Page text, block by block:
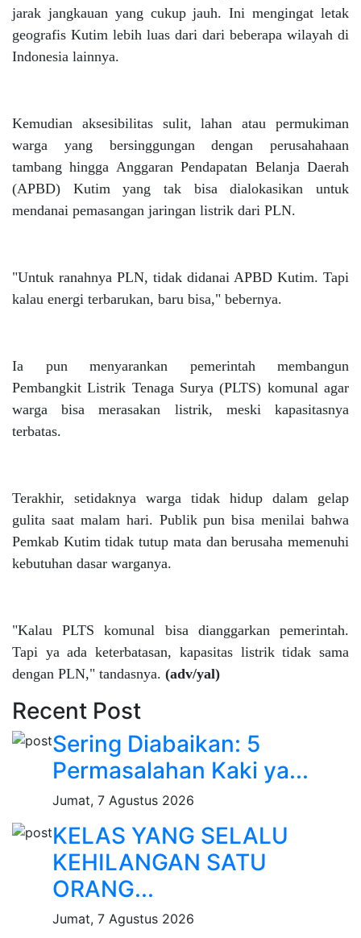
jarak jangkauan yang cukup jauh. Ini mengingat letak
geografis Kutim lebih luas dari dari beberapa wilayah di
Indonesia lainnya.
Kemudian aksesibilitas sulit, lahan atau permukiman
warga yang bersinggungan dengan perusahahaan
tambang hingga Anggaran Pendapatan Belanja Daerah
(APBD) Kutim yang tak bisa dialokasikan untuk
mendanai pemasangan jaringan listrik dari PLN.
"Untuk ranahnya PLN, tidak didanai APBD Kutim. Tapi
kalau energi terbarukan, baru bisa," bebernya.
Ia pun menyarankan pemerintah membangun
Pembangkit Listrik Tenaga Surya (PLTS) komunal agar
warga bisa merasakan listrik, meski kapasitasnya
terbatas.
Terakhir, setidaknya warga tidak hidup dalam gelap
gulita saat malam hari. Publik pun bisa menilai bahwa
Pemkab Kutim tidak tutup mata dan berusaha memenuhi
kebutuhan dasar warganya.
"Kalau PLTS komunal bisa dianggarkan pemerintah.
Tapi ya ada keterbatasan, kapasitas listrik tidak sama
dengan PLN," tandasnya. (adv/yal)
Recent Post
Sering Diabaikan: 5
Permasalahan Kaki ya...
Jumat, 7 Agustus 2026
KELAS YANG SELALU
KEHILANGAN SATU
ORANG...
Jumat, 7 Agustus 2026